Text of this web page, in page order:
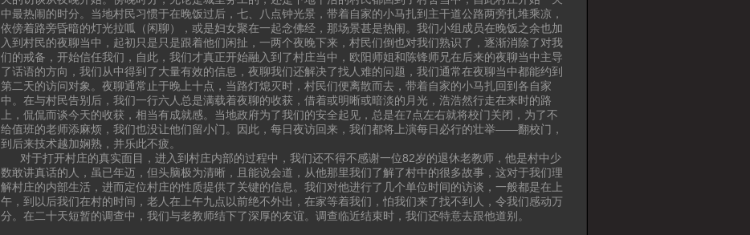
中最热闹的时分。当地村民习惯于在晚饭过后，七、八点钟光景，带着自家的小马扎到主干道公路两旁扎堆乘凉，
依傍着路旁昏暗的灯光拉呱（闲聊），或是妇女聚在一起念佛经，那场景甚是热闹。我们小组成员在晚饭之余也加
入到村民的夜聊当中，起初只是只是跟着他们闲扯，一两个夜晚下来，村民们倒也对我们熟识了，逐渐消除了对我
们的戒备，开始信任我们，自此，我们才真正开始融入到了村庄当中，欧阳师姐和陈锋师兄在后来的夜聊当中主导
了话语的方向，我们从中得到了大量有效的信息，夜聊我们还解决了找人难的问题，我们通常在夜聊当中都能约到
第二天的访问对象。夜聊通常止于晚上十点，当路灯熄灭时，村民们便离散而去，带着自家的小马扎回到各自家
中。在与村民告别后，我们一行六人总是满载着夜聊的收获，借着或明晰或暗淡的月光，浩浩然行走在来时的路
上，侃侃而谈今天的收获，相当有成就感。当地政府为了我们的安全起见，总是在7点左右就将校门关闭，为了不
给值班的老师添麻烦，我们也没让他们留小门。因此，每日夜访回来，我们都将上演每日必行的壮举——翻校门，
到后来技术越加娴熟，并乐此不疲。
对于打开村庄的真实面目，进入到村庄内部的过程中，我们还不得不感谢一位82岁的退休老教师，他是村中少
数敢讲真话的人，虽已年迈，但头脑极为清晰，且能说会道，从他那里我们了解了村中的很多故事，这对于我们理
解村庄的内部生活，进而定位村庄的性质提供了关键的信息。我们对他进行了几个单位时间的访谈，一般都是在上
午，到以后我们在村的时间，老人在上午九点以前绝不外出，在家等着我们，怕我们来了找不到人，令我们感动万
分。在二十天短暂的调查中，我们与老教师结下了深厚的友谊。调查临近结束时，我们还特意去跟他道别。